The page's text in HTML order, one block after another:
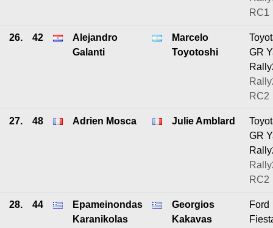
RC1
26. 42
Alejandro
Galanti
Marcelo
Toyotoshi
GR
RC2
27. 48 Adrien Mosca Julie Amblard
GR
RC2
28. 44
Epameinondas
Karanikolas
Georgios
Kakavas
Ford